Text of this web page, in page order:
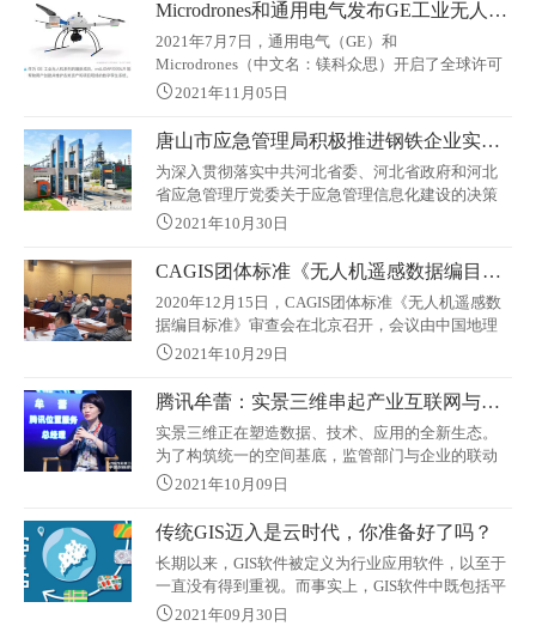
业的核心需求也随之出现 “从抽象到真实，从静态到
时序，从靠人理解到人机兼容理解，从平面到立
体，从按要素、分尺度到按实体、分精度，从陆地
表层到全空间”的巨变。
Microdrones和通用电气发布GE工业无人机系列
2021年7月7日，通用电气（GE）和
Microdrones（中文名：镁科众思）开启了全球许可
合作伙伴关系。根据约定，Microdrones 将面向全球
的航测技术，让他们的工作更高效、准确、安全和
获取更高盈利。GE 工业无人机系列结合了两家高度
互补的工业公司的优势。通过与专业无人机测量设
备的行业领先者 Microdrones 合作
2021年11月05日
唐山市应急管理局积极推进钢铁企业实景三维倾斜摄影建模工作
为深入贯彻落实中共河北省委、河北省政府和河北
省应急管理厅党委关于应急管理信息化建设的决策
部署，全面提升钢铁企业安全生产信息化监管水
铁企业实景三维倾斜摄影建模工作。一是高度重
视，周密部署。转发了《河北省应急管理厅关于开
展倾斜摄影三维建模工作的通知》（冀应急
〔2021〕17号），成立了以一把手为组长的实景三
维倾斜摄影建模工作领导小组，明确了职责分工
2021年10月30日
CAGIS团体标准《无人机遥感数据编目标准》通过审查
2020年12月15日，CAGIS团体标准《无人机遥感数
据编目标准》审查会在北京召开，会议由中国地理
信息产业协会常务副会长胥燕婴主持，中国科学院
会专家、参编单位人员20余人参会。 审查委员会专
家听取了编制组关于该标准编制情况的说明，逐条
审查了标准送审稿文本。经质询和讨论，认为该标
准规定了无人机遥感数据的编目对象、内容、方
法，无人机遥感数据元数据
2021年10月29日
腾讯牟蕾：实景三维串起产业互联网与消费互联网
实景三维正在塑造数据、技术、应用的全新生态。
为了构筑统一的空间基底，监管部门与企业的联动
愈加频繁，跨领域企业合作正在成为常态。作为空
术生态再到应用生态的产业链条中，扮演着助手的
角色。“腾讯近日发布的实景三维中国解决方案是一
个开放的生态。” 腾讯位置服务总经理牟蕾向泰伯网
介绍：“在数据采集层和数据处理层，我们向地信测
绘等专业机构提供算法、算力等开放能力。
2021年10月09日
传统GIS迈入是云时代，你准备好了吗？
长期以来，GIS软件被定义为行业应用软件，以至于
一直没有得到重视。而事实上，GIS软件中既包括平
台软件也包括应用软件。其中GIS平台软件是所有地
2021年09月30日